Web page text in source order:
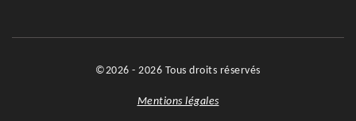
©2026 - 2026 Tous droits réservés
Mentions légales